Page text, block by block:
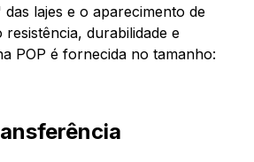
lajes e o aparecimento de
durabilidade e
POP é fornecida no tamanho: